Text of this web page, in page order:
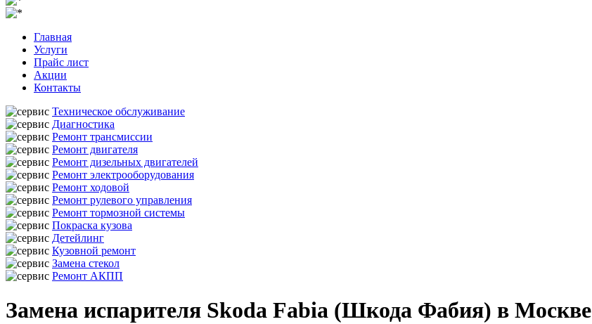
Главная
Услуги
Прайс лист
Акции
Контакты
Техническое обслуживание
Диагностика
Ремонт трансмиссии
Ремонт двигателя
Ремонт дизельных двигателей
Ремонт электрооборудования
Ремонт ходовой
Ремонт рулевого управления
Ремонт тормозной системы
Покраска кузова
Детейлинг
Кузовной ремонт
Замена стекол
Ремонт АКПП
Замена испарителя Skoda Fabia (Шкода Фабия) в Москве